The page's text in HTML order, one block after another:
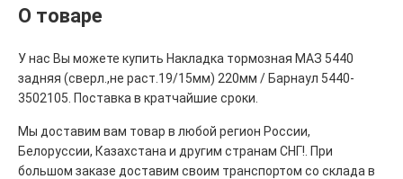
О товаре
У нас Вы можете купить Накладка тормозная МАЗ 5440
задняя (сверл.,не раст.19/15мм) 220мм / Барнаул 5440-
3502105. Поставка в кратчайшие сроки.
Мы доставим вам товар в любой регион России,
Белоруссии, Казахстана и другим странам СНГ!. При
большом заказе доставим своим транспортом со склада в